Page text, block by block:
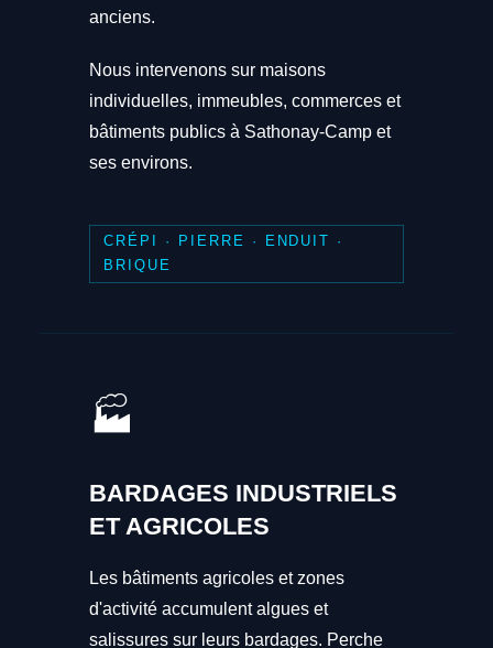
anciens.
Nous intervenons sur maisons
individuelles, immeubles, commerces et
bâtiments publics à Sathonay-Camp et
ses environs.
CRÉPI · PIERRE · ENDUIT ·
BRIQUE
🏭
BARDAGES INDUSTRIELS
ET AGRICOLES
Les bâtiments agricoles et zones
d'activité accumulent algues et
salissures sur leurs bardages. Perche